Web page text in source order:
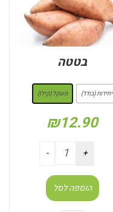
בטטה
יחידות (בודד) משקל (קילו)
₪12.90
הוספה לסל